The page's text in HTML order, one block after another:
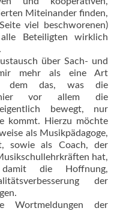
Miteinander finden,
viel beschworenen)
Beteiligten wirklich
über Sach- und
mehr als eine Art
dem das, was die
vor allem die
eigentlich bewegt, nur
kommt. Hierzu möchte
als Musikpädagoge,
sowie als Coach, der
hat,
die Hoffnung,
der
Wortmeldungen der